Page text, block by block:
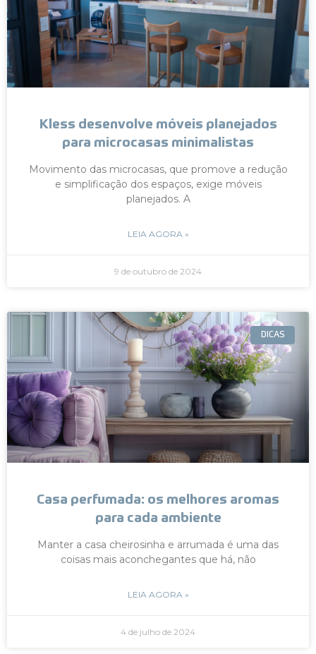
Kless desenvolve móveis planejados
para microcasas minimalistas
Movimento das microcasas, que promove a redução
e simplificação dos espaços, exige móveis
planejados. A
LEIA AGORA »
9 de outubro de 2024
DICAS
Casa perfumada: os melhores aromas
para cada ambiente
Manter a casa cheirosinha e arrumada é uma das
coisas mais aconchegantes que há, não
LEIA AGORA »
4 de julho de 2024